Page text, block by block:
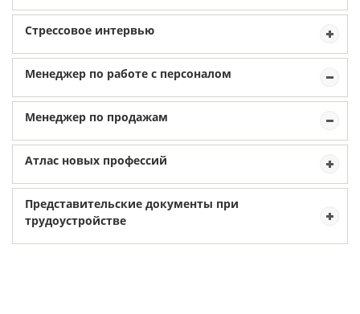
Стрессовое интервью
Менеджер по работе с персоналом
Менеджер по продажам
Атлас новых профессий
Представительские документы при
трудоустройстве